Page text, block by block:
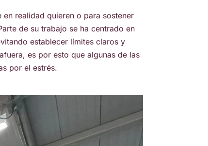
realidad quieren o para sostener
de su trabajo se ha centrado en
establecer límites claros y
es por esto que algunas de las
por el estrés.